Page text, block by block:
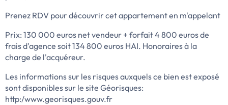
Prenez RDV pour découvrir cet appartement en m'appelant
Prix: 130 000 euros net vendeur + forfait 4 800 euros de
frais d'agence soit 134 800 euros HAI. Honoraires à la
charge de l'acquéreur.
Les informations sur les risques auxquels ce bien est exposé
sont disponibles sur le site Géorisques:
http:/www.georisques.gouv.fr